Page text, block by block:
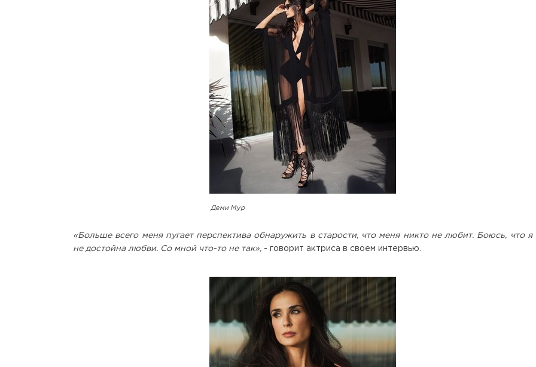
Деми Мур
«Больше всего меня пугает перспектива обнаружить в старости, что меня никто не любит. Боюсь, что я
не достойна любви. Со мной что-то не так», - говорит актриса в своем интервью.